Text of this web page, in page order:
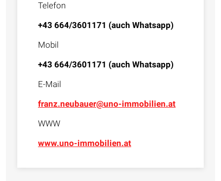
Telefon
+43 664/3601171 (auch Whatsapp)
Mobil
+43 664/3601171 (auch Whatsapp)
E-Mail
franz.neubauer@uno-immobilien.at
WWW
www.uno-immobilien.at